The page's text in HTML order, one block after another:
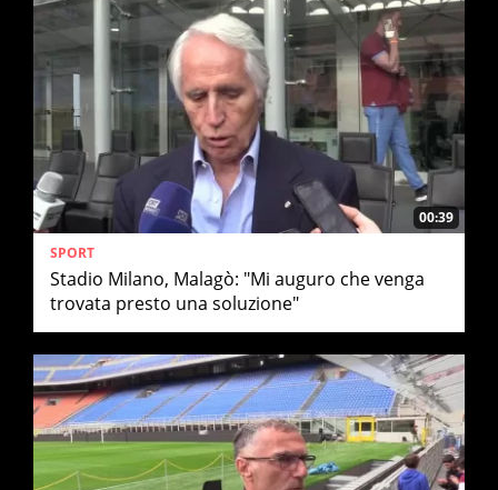
00:39
SPORT
Stadio Milano, Malagò: "Mi auguro che venga
trovata presto una soluzione"